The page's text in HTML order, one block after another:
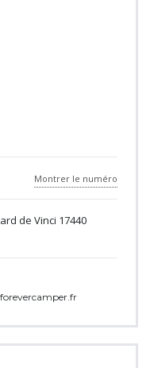
Montrer le numéro
de Vinci 17440